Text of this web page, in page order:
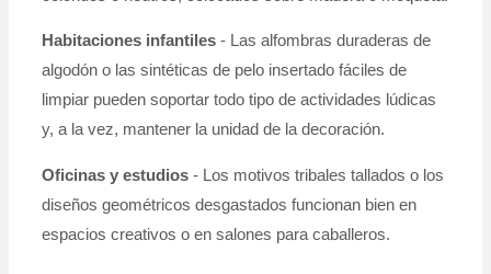
Habitaciones infantiles- Las alfombras duraderas de
algodón o las sintéticas de pelo insertado fáciles de
limpiar pueden soportar todo tipo de actividades lúdicas
y, a la vez, mantener la unidad de la decoración.
Oficinas y estudios- Los motivos tribales tallados o los
diseños geométricos desgastados funcionan bien en
espacios creativos o en salones para caballeros.